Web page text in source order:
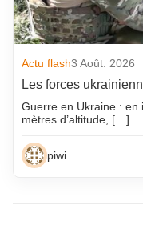
Actu flash3 Août. 2026
Les forces
Guerre en Ukraine :
mètres d’altitude, […]
piwi